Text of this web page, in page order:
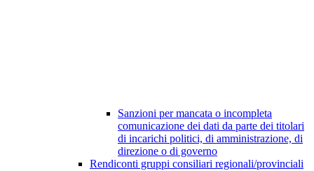
Sanzioni per mancata o incompleta
comunicazione dei dati da parte dei titolari
di incarichi politici, di amministrazione, di
direzione o di governo
Rendiconti gruppi consiliari regionali/provinciali